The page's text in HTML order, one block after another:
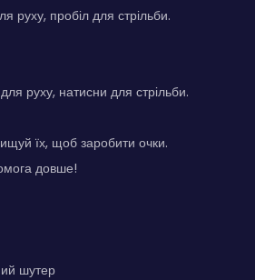
руху, пробіл для стрільби.
руху, натисни для стрільби.
їх, щоб заробити очки.
довше!
шутер